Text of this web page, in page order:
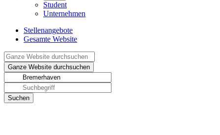
Student
Unternehmen
Stellenangebote
Gesamte Website